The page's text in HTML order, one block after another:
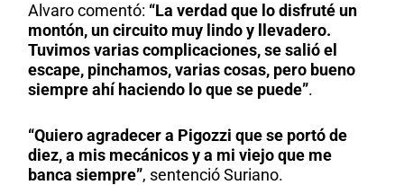
Alvaro comentó: “La verdad que lo disfruté un
montón, un circuito muy lindo y llevadero.
Tuvimos varias complicaciones, se salió el
escape, pinchamos, varias cosas, pero bueno
siempre ahí haciendo lo que se puede”.
“Quiero agradecer a Pigozzi que se portó de
diez, a mis mecánicos y a mi viejo que me
banca siempre”, sentenció Suriano.